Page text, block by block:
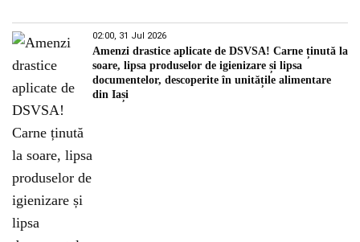
02:00, 31 Jul 2026
Amenzi drastice aplicate de DSVSA! Carne ținută la
soare, lipsa produselor de igienizare și lipsa
documentelor, descoperite în unitățile alimentare
din Iași